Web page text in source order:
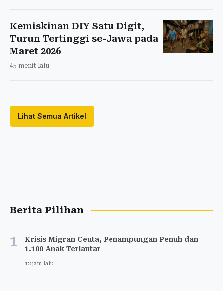
Kemiskinan DIY Satu Digit,
Turun Tertinggi se-Jawa pada
Maret 2026
45 menit lalu
Lihat Semua Artikel
Berita Pilihan
1
Krisis Migran Ceuta, Penampungan Penuh dan
1.100 Anak Terlantar
12 jam lalu